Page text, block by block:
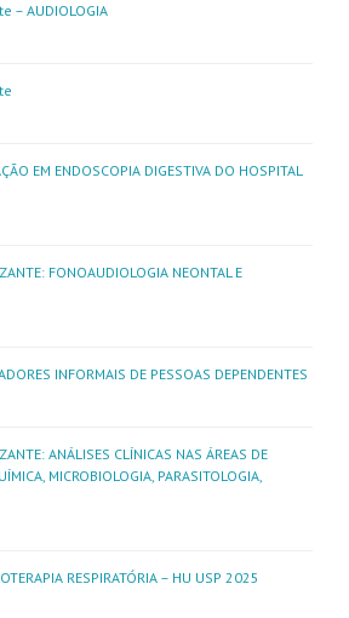
– AUDIOLOGIA
EM ENDOSCOPIA DIGESTIVA DO HOSPITAL
FONOAUDIOLOGIA NEONTAL E
INFORMAIS DE PESSOAS DEPENDENTES
ANÁLISES CLÍNICAS NAS ÁREAS DE
MICROBIOLOGIA, PARASITOLOGIA,
RESPIRATÓRIA – HU USP 2025